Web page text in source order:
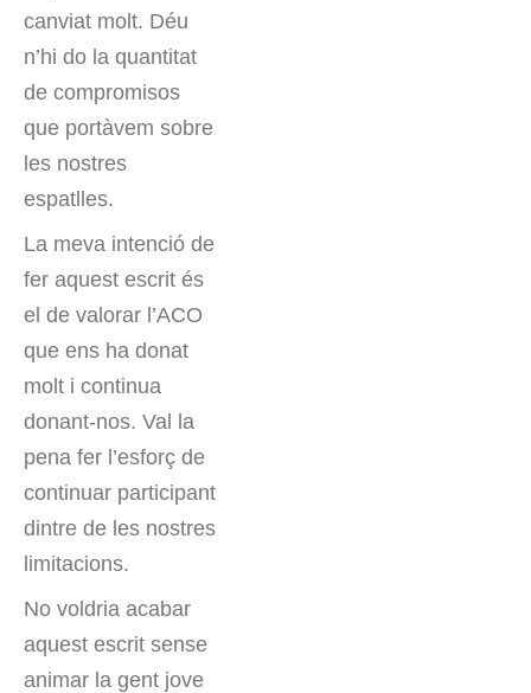
canviat molt. Déu
n’hi do la quantitat
de compromisos
que portàvem sobre
les nostres
espatlles.
La meva intenció de
fer aquest escrit és
el de valorar l’ACO
que ens ha donat
molt i continua
donant-nos. Val la
pena fer l’esforç de
continuar participant
dintre de les nostres
limitacions.
No voldria acabar
aquest escrit sense
animar la gent jove